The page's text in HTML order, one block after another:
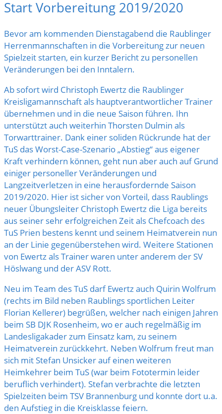
Start Vorbereitung 2019/2020
Bevor am kommenden Dienstagabend die Raublinger
Herrenmannschaften in die Vorbereitung zur neuen
Spielzeit starten, ein kurzer Bericht zu personellen
Veränderungen bei den Inntalern.
Ab sofort wird Christoph Ewertz die Raublinger
Kreisligamannschaft als hauptverantwortlicher Trainer
übernehmen und in die neue Saison führen. Ihn
unterstützt auch weiterhin Thorsten Dulmin als
Torwarttrainer. Dank einer soliden Rückrunde hat der
TuS das Worst-Case-Szenario „Abstieg“ aus eigener
Kraft verhindern können, geht nun aber auch auf Grund
einiger personeller Veränderungen und
Langzeitverletzen in eine herausfordernde Saison
2019/2020. Hier ist sicher von Vorteil, dass Raublings
neuer Übungsleiter Christoph Ewertz die Liga bereits
aus seiner sehr erfolgreichen Zeit als Chefcoach des
TuS Prien bestens kennt und seinem Heimatverein nun
an der Linie gegenüberstehen wird. Weitere Stationen
von Ewertz als Trainer waren unter anderem der SV
Höslwang und der ASV Rott.
Neu im Team des TuS darf Ewertz auch Quirin Wolfrum
(rechts im Bild neben Raublings sportlichen Leiter
Florian Kellerer) begrüßen, welcher nach einigen Jahren
beim SB DJK Rosenheim, wo er auch regelmäßig im
Landesligakader zum Einsatz kam, zu seinem
Heimatverein zurückkehrt. Neben Wolfrum freut man
sich mit Stefan Unsicker auf einen weiteren
Heimkehrer beim TuS (war beim Fototermin leider
beruflich verhindert). Stefan verbrachte die letzten
Spielzeiten beim TSV Brannenburg und konnte dort u.a.
den Aufstieg in die Kreisklasse feiern.